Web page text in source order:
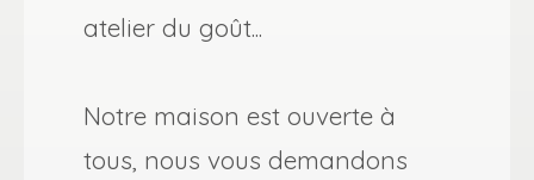
atelier du goût...
Notre maison est ouverte à
tous, nous vous demandons